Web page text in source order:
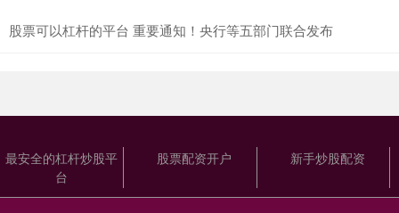
股票可以杠杆的平台 重要通知！央行等五部门联合发布
最安全的杠杆炒股平
台
股票配资开户 新手炒股配资